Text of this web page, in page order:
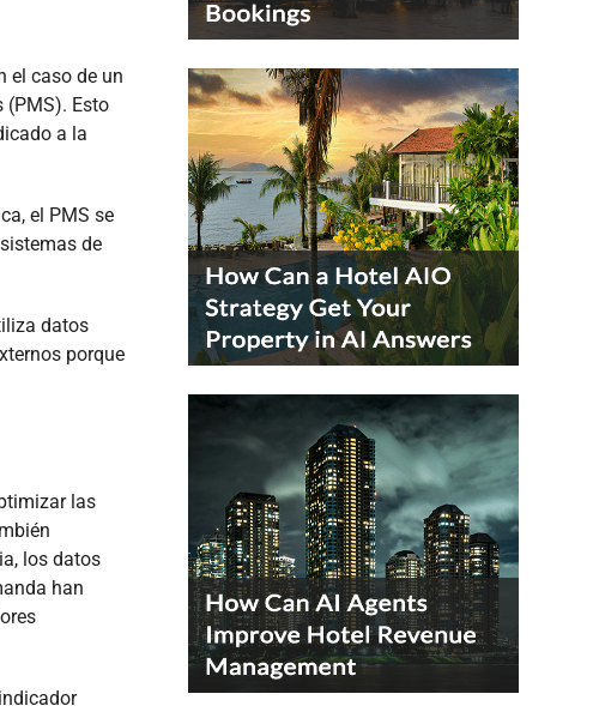
el caso de un
(PMS). Esto
a la
el PMS se
de
datos
porque
las
los datos
han